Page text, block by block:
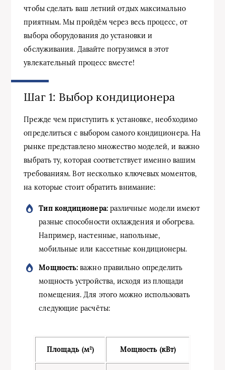
чтобы сделать ваш летний отдых максимально
приятным. Мы пройдём через весь процесс, от
выбора оборудования до установки и
обслуживания. Давайте погрузимся в этот
увлекательный процесс вместе!
Шаг 1: Выбор кондиционера
Прежде чем приступить к установке, необходимо
определиться с выбором самого кондиционера. На
рынке представлено множество моделей, и важно
выбрать ту, которая соответствует именно вашим
требованиям. Вот несколько ключевых моментов,
на которые стоит обратить внимание:
Тип кондиционера:различные модели имеют
разные способности охлаждения и обогрева.
Например, настенные, напольные,
мобильные или кассетные кондиционеры.
Мощность: важно правильно определить
мощность устройства, исходя из площади
помещения. Для этого можно использовать
следующие расчёты:
Площадь (м²) Мощность (кВт)